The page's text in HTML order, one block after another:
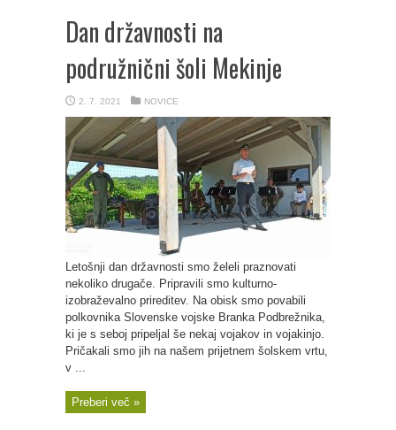
Dan državnosti na
podružnični šoli Mekinje
2. 7. 2021 NOVICE
Letošnji dan državnosti smo želeli praznovati
nekoliko drugače. Pripravili smo kulturno-
izobraževalno prireditev. Na obisk smo povabili
polkovnika Slovenske vojske Branka Podbrežnika,
ki je s seboj pripeljal še nekaj vojakov in vojakinjo.
Pričakali smo jih na našem prijetnem šolskem vrtu,
v ...
Preberi več »